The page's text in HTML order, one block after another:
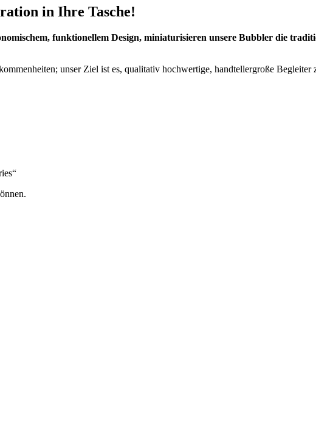
in Ihre Tasche!
funktionellem Design, miniaturisieren unsere Bubbler die
unser Ziel ist es, qualitativ hochwertige, handtellergroße Begleiter